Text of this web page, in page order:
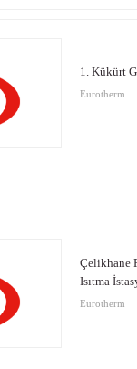
1. Kükürt
Eurotherm
Çelikhane
Isıtma
Eurotherm